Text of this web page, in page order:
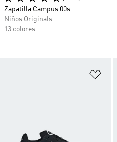
Zapatilla Campus 00s
Niños Originals
13 colores